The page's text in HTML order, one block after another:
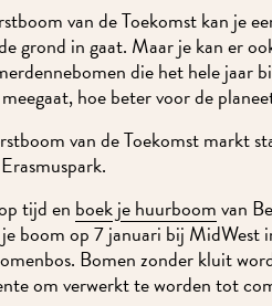
van de Toekomst kan je
grond in gaat. Maar je kan er
die het hele jaar
hoe beter voor de
van de Toekomst markt
tijd en boek je huurboomvan
boom op 7 januari bij MidWest
Bomen zonder kluit
om verwerkt te worden tot